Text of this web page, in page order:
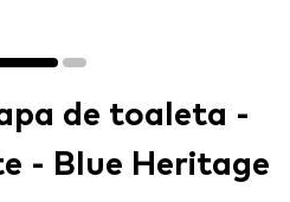
de toaleta -
- Blue Heritage